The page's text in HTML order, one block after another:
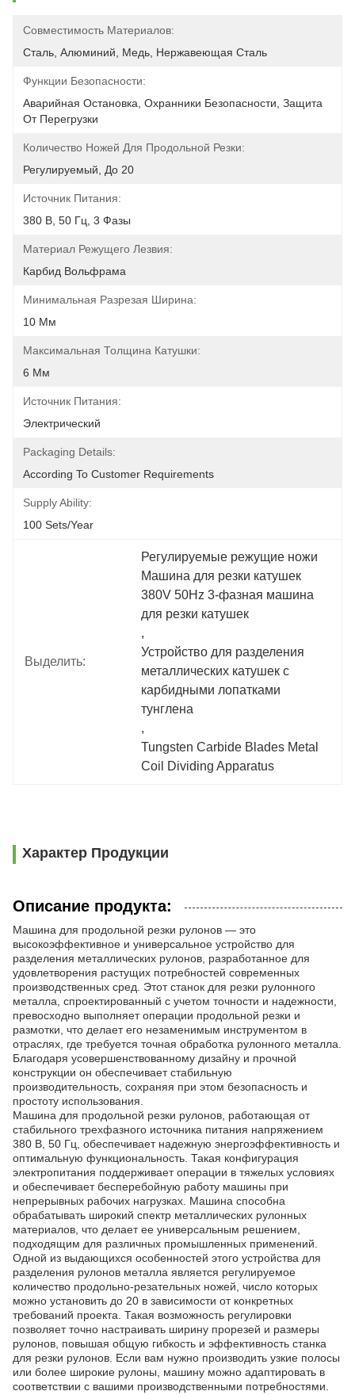
Совместимость Материалов:
Сталь, Алюминий, Медь, Нержавеющая Сталь
Функции Безопасности:
Аварийная Остановка, Охранники Безопасности, Защита
От Перегрузки
Количество Ножей Для Продольной Резки:
Регулируемый, До 20
Источник Питания:
380 В, 50 Гц, 3 Фазы
Материал Режущего Лезвия:
Карбид Вольфрама
Минимальная Разрезая Ширина:
10 Мм
Максимальная Толщина Катушки:
6 Мм
Источник Питания:
Электрический
Packaging Details:
According To Customer Requirements
Supply Ability:
100 Sets/year
Выделить:
Регулируемые режущие ножи
Машина для резки катушек
380V 50Hz 3-фазная машина
для резки катушек
,
Устройство для разделения
металлических катушек с
карбидными лопатками
тунглена
,
Tungsten Carbide Blades Metal
Coil Dividing Apparatus
Характер Продукции
Описание продукта:
Машина для продольной резки рулонов — это
высокоэффективное и универсальное устройство для
разделения металлических рулонов, разработанное для
удовлетворения растущих потребностей современных
производственных сред. Этот станок для резки рулонного
металла, спроектированный с учетом точности и надежности,
превосходно выполняет операции продольной резки и
размотки, что делает его незаменимым инструментом в
отраслях, где требуется точная обработка рулонного металла.
Благодаря усовершенствованному дизайну и прочной
конструкции он обеспечивает стабильную
производительность, сохраняя при этом безопасность и
простоту использования.
Машина для продольной резки рулонов, работающая от
стабильного трехфазного источника питания напряжением
380 В, 50 Гц, обеспечивает надежную энергоэффективность и
оптимальную функциональность. Такая конфигурация
электропитания поддерживает операции в тяжелых условиях
и обеспечивает бесперебойную работу машины при
непрерывных рабочих нагрузках. Машина способна
обрабатывать широкий спектр металлических рулонных
материалов, что делает ее универсальным решением,
подходящим для различных промышленных применений.
Одной из выдающихся особенностей этого устройства для
разделения рулонов металла является регулируемое
количество продольно-резательных ножей, число которых
можно установить до 20 в зависимости от конкретных
требований проекта. Такая возможность регулировки
позволяет точно настраивать ширину прорезей и размеры
рулонов, повышая общую гибкость и эффективность станка
для резки рулонов. Если вам нужно производить узкие полосы
или более широкие рулоны, машину можно адаптировать в
соответствии с вашими производственными потребностями.